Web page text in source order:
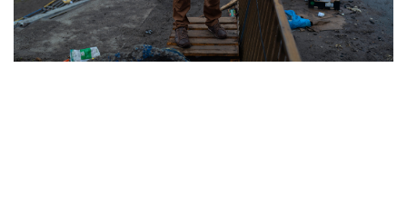
#Pantallas